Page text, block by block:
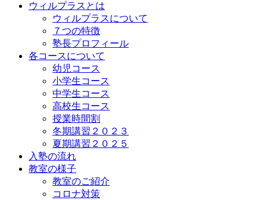
ウィルプラスとは
ウィルプラスについて
７つの特徴
塾長プロフィール
各コースについて
幼児コース
小学生コース
中学生コース
高校生コース
授業時間割
冬期講習２０２３
夏期講習２０２５
入塾の流れ
教室の様子
教室のご紹介
コロナ対策